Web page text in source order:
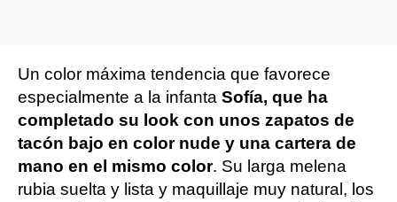
Un color máxima tendencia que favorece
especialmente a la infanta Sofía, que ha
completado su look con unos zapatos de
tacón bajo en color nude y una cartera de
mano en el mismo color. Su larga melena
rubia suelta y lista y maquillaje muy natural, los